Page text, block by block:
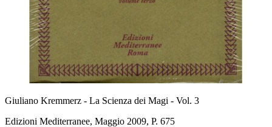
Giuliano Kremmerz - La Scienza dei Magi - Vol. 3
Edizioni Mediterranee, Maggio 2009, P. 675